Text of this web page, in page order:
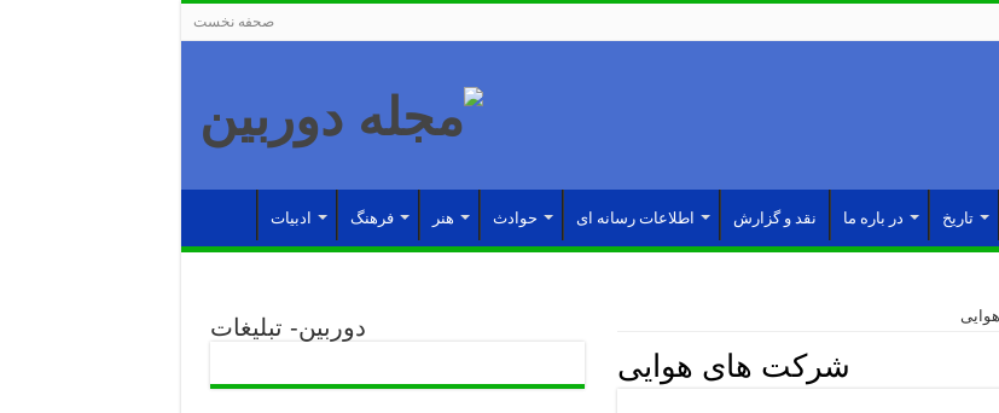
صحفه نخست
ادبیات فرهنگ هنر حوادث اطلاعات رسانه ای نقد و گزارش در باره ما تاریخ
شرکت های هوایی
دوربین- تبلیغات